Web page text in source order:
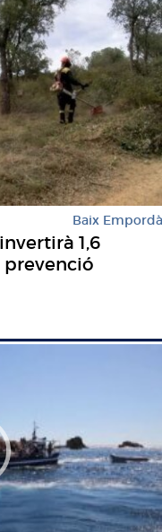
Baix Empordà
1,6
prevenció